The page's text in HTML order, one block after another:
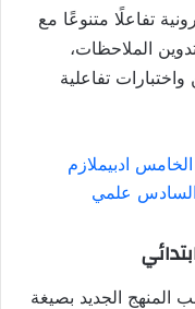
تفاعلًا متنوعًا مع
الملاحظات،
تفاعلية
ادبيملازم
علمي
الجديد بصيغة